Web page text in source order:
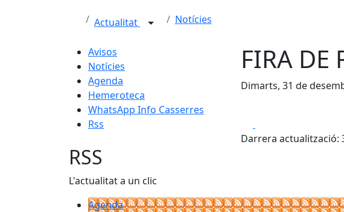
Actualitat Notícies
Avisos
Notícies
Agenda
Hemeroteca
WhatsApp Info Casserres
Rss
FIRA DE
Dimarts, 31 de
Darrera actualització:
RSS
L'actualitat a un clic
Agenda